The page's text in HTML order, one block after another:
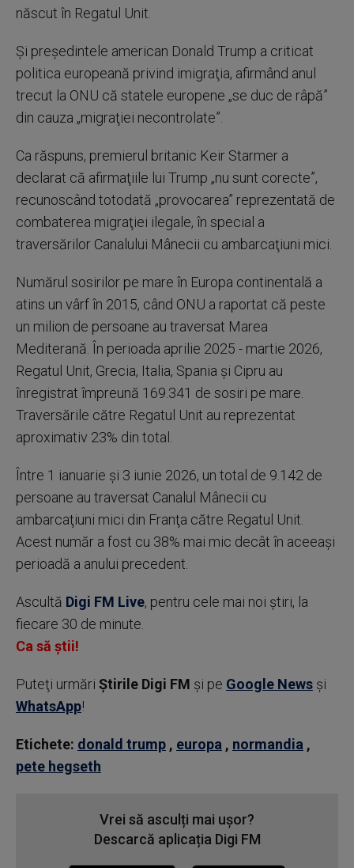
născut în Regatul Unit.
Şi preşedintele american Donald Trump a criticat
politica europeană privind imigraţia, afirmând anul
trecut la ONU că statele europene „se duc de râpă”
din cauza „migraţiei necontrolate”.
Ca răspuns, premierul britanic Keir Starmer a
declarat că afirmaţiile lui Trump „nu sunt corecte”,
recunoscând totodată „provocarea” reprezentată de
combaterea migraţiei ilegale, în special a
traversărilor Canalului Mânecii cu ambarcaţiuni mici.
Numărul sosirilor pe mare în Europa continentală a
atins un vârf în 2015, când ONU a raportat că peste
un milion de persoane au traversat Marea
Mediterană. În perioada aprilie 2025 - martie 2026,
Regatul Unit, Grecia, Italia, Spania şi Cipru au
înregistrat împreună 169.341 de sosiri pe mare.
Traversările către Regatul Unit au reprezentat
aproximativ 23% din total.
Între 1 ianuarie şi 3 iunie 2026, un total de 9.142 de
persoane au traversat Canalul Mânecii cu
ambarcaţiuni mici din Franţa către Regatul Unit.
Acest număr a fost cu 38% mai mic decât în aceeaşi
perioadă a anului precedent.
Ascultă Digi FM Live, pentru cele mai noi știri, la
fiecare 30 de minute.
Ca să știi!
Puteţi urmări Știrile Digi FM şi pe Google News şi
WhatsApp!
Etichete: donald trump , europa , normandia ,
pete hegseth
Vrei să asculți mai ușor?
Descarcă aplicația Digi FM